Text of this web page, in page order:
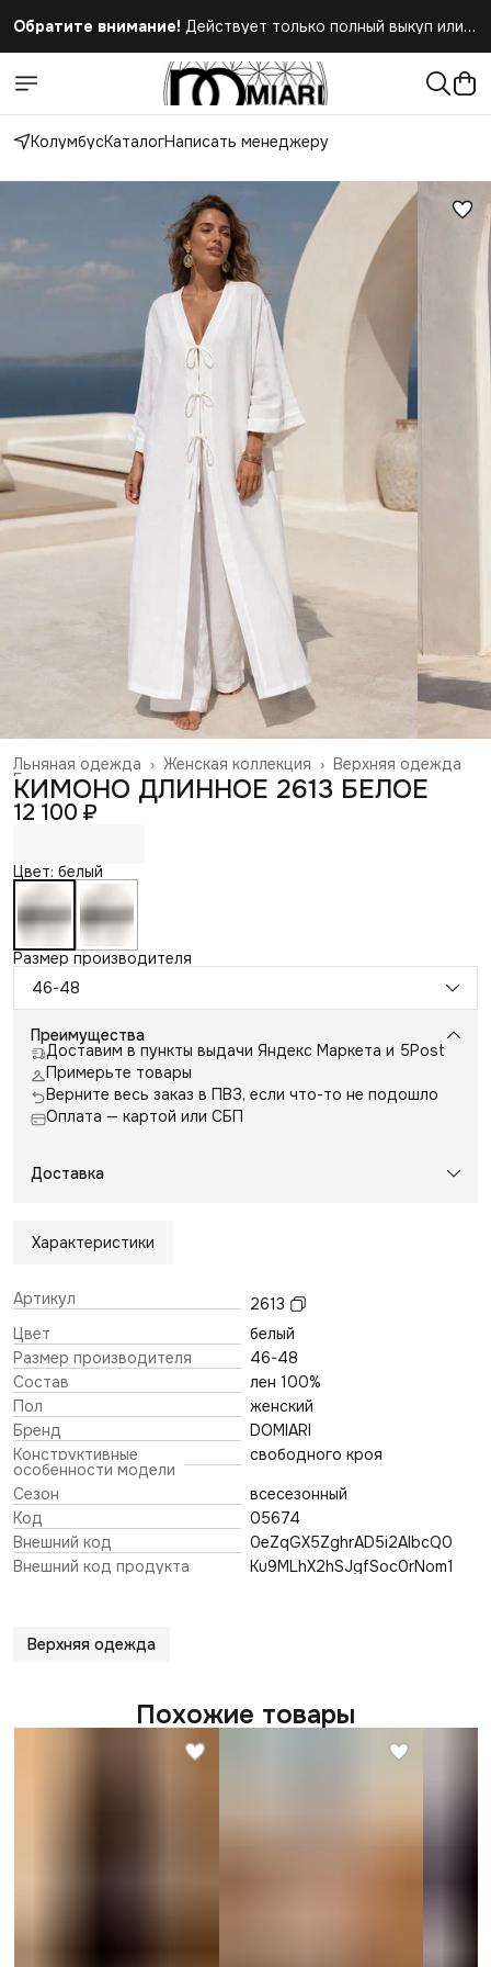
Обратите внимание! Действует только полный выкуп или
КолумбусКаталогНаписать менеджеру
Верхняя одежда
Женская коллекция ›
Льняная одежда ›
Главная ›
КИМОНО ДЛИННОЕ 2613 БЕЛОЕ
12 100 ₽
Цвет: белый
Размер производителя
46-48
Преимущества
Доставим в пункты выдачи Яндекс Маркета и 5Post
Примерьте товары
Верните весь заказ в ПВЗ, если что-то не подошло
Оплата — картой или СБП
Доставка
Характеристики
Артикул
2613
Цвет
белый
Размер производителя
46-48
Состав
лен 100%
Пол
женский
Бренд
DOMIARI
Конструктивные
особенности модели
свободного кроя
Сезон
всесезонный
Код
05674
Внешний код
0eZqGX5ZghrAD5i2AIbcQ0
Внешний код продукта
Ku9MLhX2hSJgfSoc0rNom1
Верхняя одежда
Похожие товары